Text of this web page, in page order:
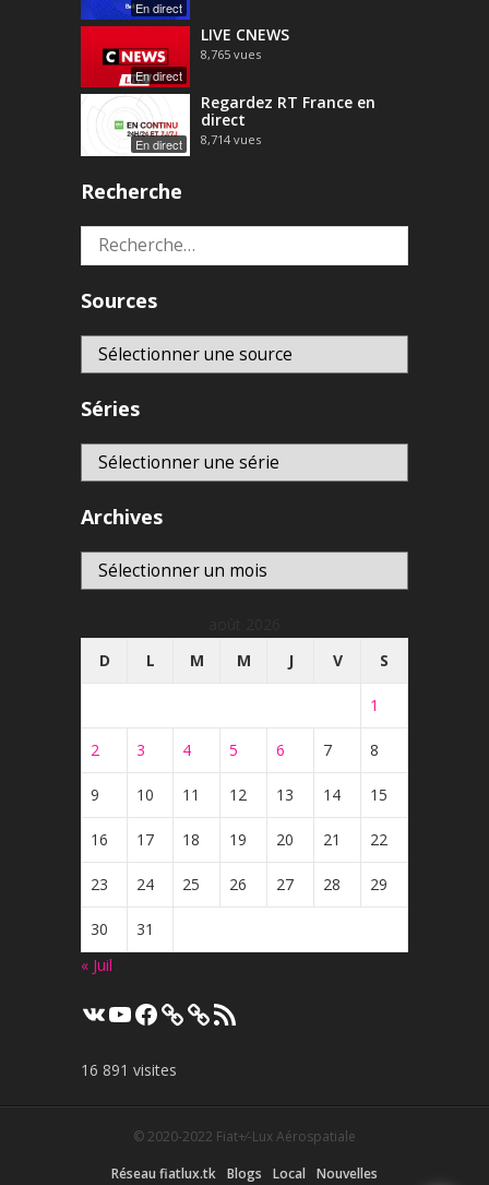
En direct
En direct
LIVE CNEWS
8,765 vues
En direct
Regardez RT France en
direct
8,714 vues
Recherche
Rechercher :
Sources
Séries
Archives
Archives
D
L M M J V S
1
2 3 4 5 6 7 8
9 10 11 12 13 14 15
16 17 18 19 20 21 22
23 24 25 26 27 28 29
30
31
« Juil
VK YouTube
Facebook Flux
RSS
16 891 visites
© 2020-2022 Fiat+⁄-Lux Aérospatiale
Réseau fiatlux.tk Blogs Local Nouvelles